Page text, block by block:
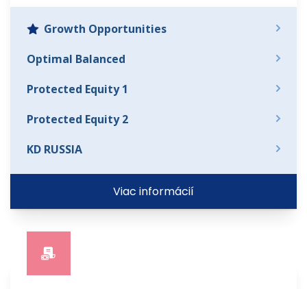
Growth Opportunities
Optimal Balanced
Protected Equity 1
Protected Equity 2
KD RUSSIA
Viac informácií